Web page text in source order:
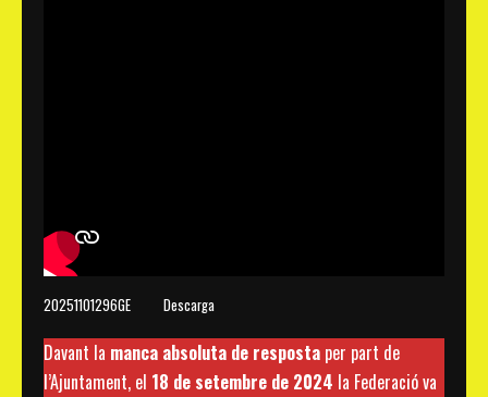
20251101296GE Descarga
Davant la manca absoluta de resposta per part de
l’Ajuntament, el 18 de setembre de 2024 la Federació va